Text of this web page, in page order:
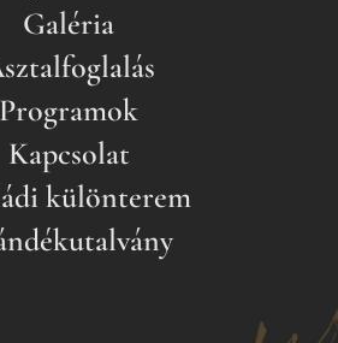
Galéria
Programok
Kapcsolat
különterem